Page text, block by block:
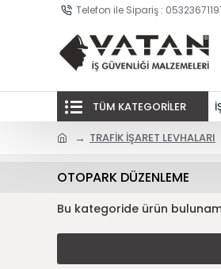
Telefon ile Sipariş :
TÜM KATEGORİLER
TRAFİK İŞARET LEVHALARI
OTOPARK DÜZENLEME
Bu kategoride ürün